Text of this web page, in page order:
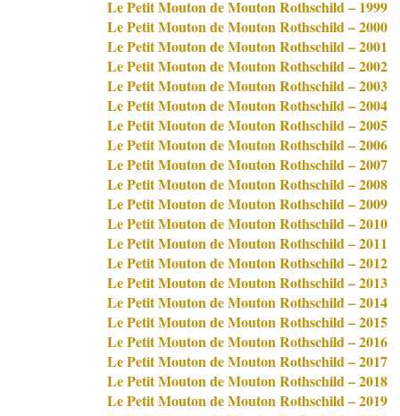
Le Petit Mouton de Mouton Rothschild – 1999
Le Petit Mouton de Mouton Rothschild – 2000
Le Petit Mouton de Mouton Rothschild – 2001
Le Petit Mouton de Mouton Rothschild – 2002
Le Petit Mouton de Mouton Rothschild – 2003
Le Petit Mouton de Mouton Rothschild – 2004
Le Petit Mouton de Mouton Rothschild – 2005
Le Petit Mouton de Mouton Rothschild – 2006
Le Petit Mouton de Mouton Rothschild – 2007
Le Petit Mouton de Mouton Rothschild – 2008
Le Petit Mouton de Mouton Rothschild – 2009
Le Petit Mouton de Mouton Rothschild – 2010
Le Petit Mouton de Mouton Rothschild – 2011
Le Petit Mouton de Mouton Rothschild – 2012
Le Petit Mouton de Mouton Rothschild – 2013
Le Petit Mouton de Mouton Rothschild – 2014
Le Petit Mouton de Mouton Rothschild – 2015
Le Petit Mouton de Mouton Rothschild – 2016
Le Petit Mouton de Mouton Rothschild – 2017
Le Petit Mouton de Mouton Rothschild – 2018
Le Petit Mouton de Mouton Rothschild – 2019